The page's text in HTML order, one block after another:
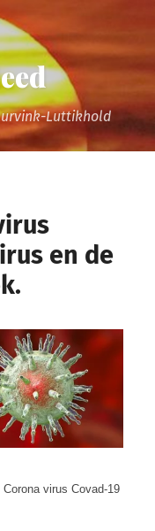
Luttikhold
en de
virus Covad-19